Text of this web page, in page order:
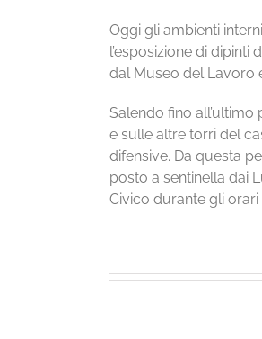
Oggi gli ambienti
l’esposizione di
dal Museo del Lavoro
Salendo fino
e sulle altre torri del
difensive. Da questa
posto a sentinella dai
Civico durante gli orari